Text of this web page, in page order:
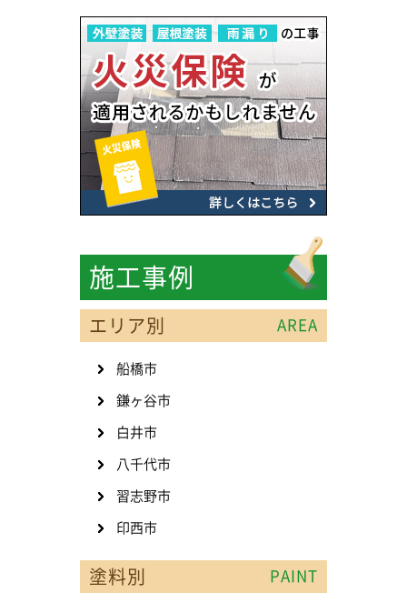
施工事例
エリア別 AREA
船橋市
鎌ヶ谷市
白井市
八千代市
習志野市
印西市
塗料別 PAINT